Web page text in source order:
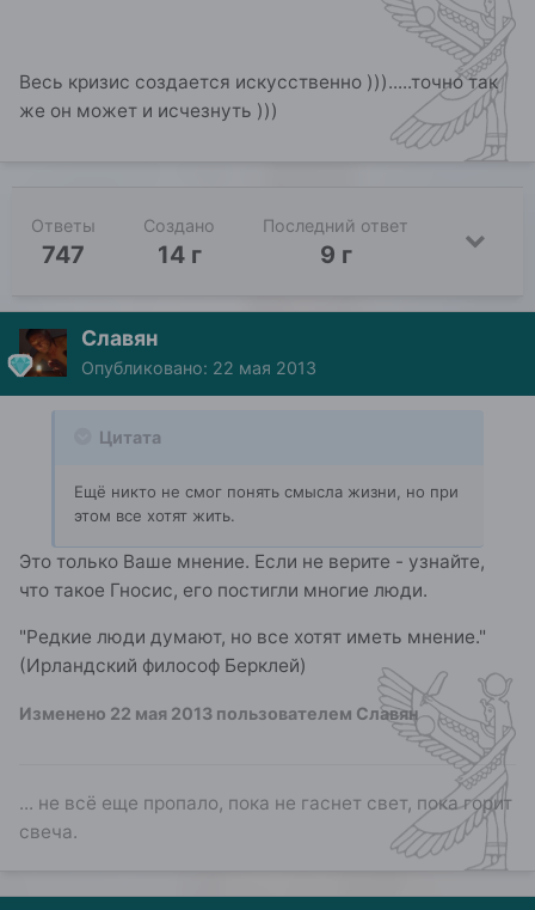
Весь кризис создается искусственно ))).....точно так
же он может и исчезнуть )))
Ответы
747
Создано
14 г
Последний ответ
9 г
Славян
Опубликовано: 22 мая 2013
Цитата
Ещё никто не смог понять смысла жизни, но при
этом все хотят жить.
Это только Ваше мнение. Если не верите - узнайте,
что такое Гносис, его постигли многие люди.
"Редкие люди думают, но все хотят иметь мнение."
(Ирландский философ Берклей)
Изменено 22 мая 2013 пользователем Славян
... не всё еще пропало, пока не гаснет свет, пока горит
свеча.